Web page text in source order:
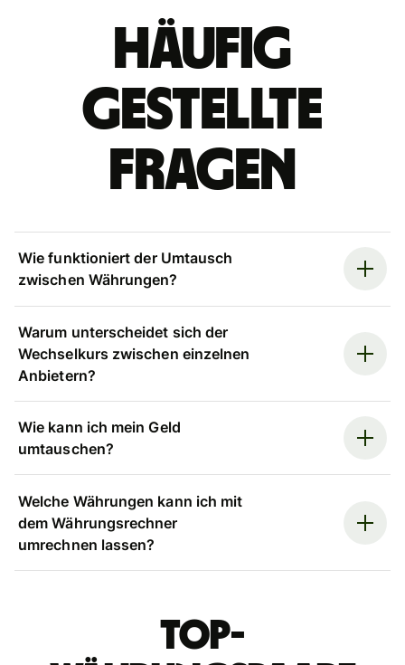
Häufig
gestellte
Fragen
Wie funktioniert der Umtausch
zwischen Währungen?
Warum unterscheidet sich der
Wechselkurs zwischen einzelnen
Anbietern?
Wie kann ich mein Geld
umtauschen?
Welche Währungen kann ich mit
dem Währungsrechner
umrechnen lassen?
Top-